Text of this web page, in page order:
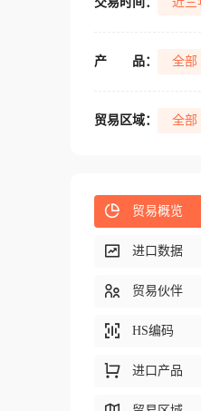
产 品： 全部
贸易区域： 全部
贸易概览
进口数据
贸易伙伴
HS编码
进口产品